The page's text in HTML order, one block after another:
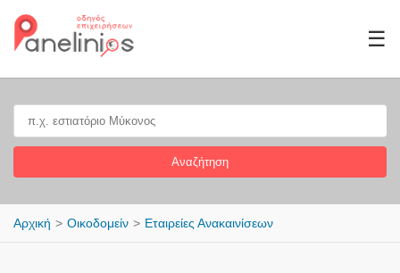
☰
Αναζήτηση
Αρχική Οικοδομείν Εταιρείες Ανακαινίσεων